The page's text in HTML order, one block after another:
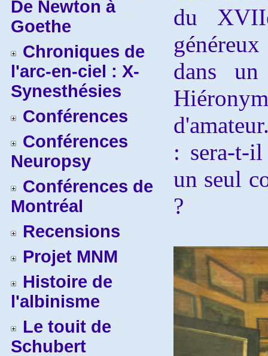
De Newton à
Goethe
Chroniques de
l'arc-en-ciel : X-
Synesthésies
Conférences
Conférences
Neuropsy
Conférences de
Montréal
Recensions
Projet MNM
Histoire de
l'albinisme
Le touit de
Schubert
du
dans
: sera-t-
un seul
?